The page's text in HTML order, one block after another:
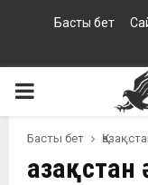
Басты бет
PRIMARY
MENU
Басты бет
Қазақстан